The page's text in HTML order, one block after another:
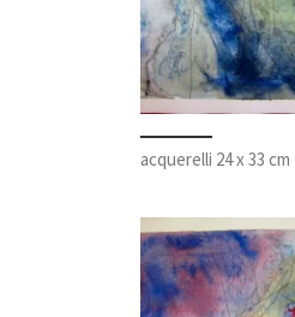
acquerelli 24 x 33 cm